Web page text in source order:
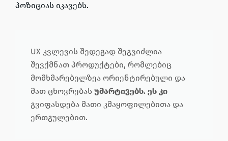
პოზიციას იკავებს.
UX კვლევის შედეგად შეგვიძლია
შევქმნათ პროდუქტები, რომლებიც
მომხმარებელზეა ორიენტირებული და
მათ ცხოვრებას უმარტივებს. ეს კი
გვიფასდება მათი კმაყოფილებითა და
ერთგულებით.